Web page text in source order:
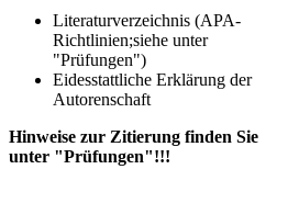
Literaturverzeichnis (APA-
Richtlinien;siehe unter
"Prüfungen")
Eidesstattliche Erklärung der
Autorenschaft
Hinweise zur Zitierung finden Sie
unter "Prüfungen"!!!